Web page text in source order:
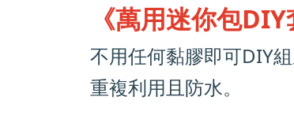
《萬用迷你包DIY
不用任何黏膠即可DIY
重複利用且防水。